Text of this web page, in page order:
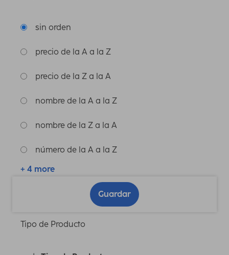
sin orden
precio de la A a la Z
precio de la Z a la A
nombre de la A a la Z
nombre de la Z a la A
número de la A a la Z
+ 4 more
Guardar
Tipo de Producto